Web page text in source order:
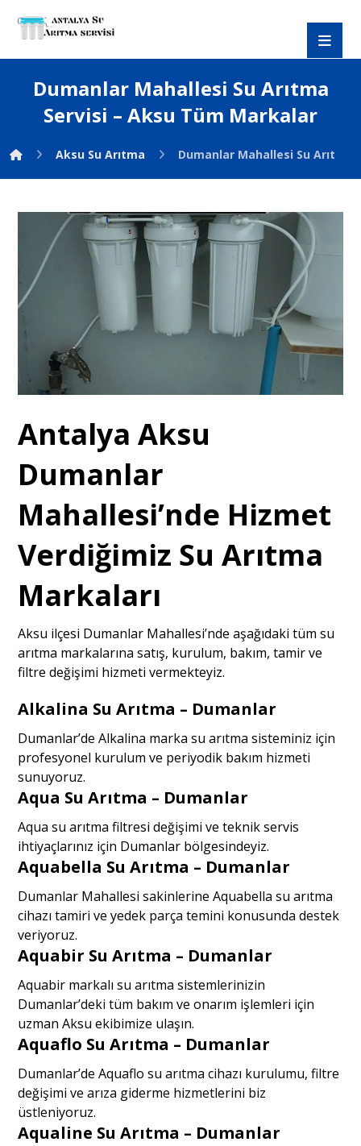
Dumanlar Mahallesi Su Arıtma
Servisi – Aksu Tüm Markalar
Aksu Su Arıtma Dumanlar Mahallesi Su
Antalya Aksu
Dumanlar
Mahallesi’nde Hizmet
Verdiğimiz Su Arıtma
Markaları
Aksu ilçesi Dumanlar Mahallesi’nde aşağıdaki tüm su
arıtma markalarına satış, kurulum, bakım, tamir ve
filtre değişimi hizmeti vermekteyiz.
Alkalina Su Arıtma – Dumanlar
Dumanlar’de Alkalina marka su arıtma sisteminiz için
profesyonel kurulum ve periyodik bakım hizmeti
sunuyoruz.
Aqua Su Arıtma – Dumanlar
Aqua su arıtma filtresi değişimi ve teknik servis
ihtiyaçlarınız için Dumanlar bölgesindeyiz.
Aquabella Su Arıtma – Dumanlar
Dumanlar Mahallesi sakinlerine Aquabella su arıtma
cihazı tamiri ve yedek parça temini konusunda destek
veriyoruz.
Aquabir Su Arıtma – Dumanlar
Aquabir markalı su arıtma sistemlerinizin
Dumanlar’deki tüm bakım ve onarım işlemleri için
uzman Aksu ekibimize ulaşın.
Aquaflo Su Arıtma – Dumanlar
Dumanlar’de Aquaflo su arıtma cihazı kurulumu, filtre
değişimi ve arıza giderme hizmetlerini biz
üstleniyoruz.
Aqualine Su Arıtma – Dumanlar